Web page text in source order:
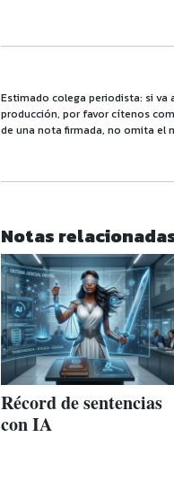
Estimado colega periodista: si
producción, por favor cítenos
de una nota firmada, no omita el
Notas
Récord de sentencias
con IA